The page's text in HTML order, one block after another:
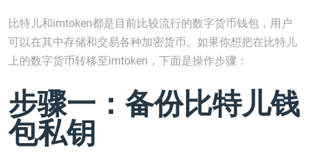
比特儿和imtoken都是目前比较流行的数字货币钱包，用户
可以在其中存储和交易各种加密货币。如果你想把在比特儿
上的数字货币转移至imtoken，下面是操作步骤：
步骤一：备份比特儿钱
包私钥